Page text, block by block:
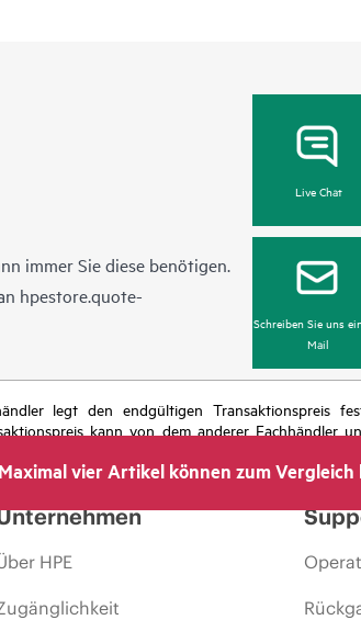
immer Sie diese benötigen.
hpestore.quote-
Live Chat
Schreiben Sie uns
Mail
legt den endgültigen Transaktionspreis
kann von dem anderer Fachhändler
Ende der Lebensdauer von Werbeaktionen und
Maximal vier Artikel können zum
HPE